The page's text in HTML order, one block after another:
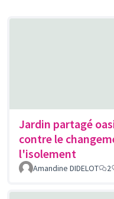
Jardin partagé
contre le
l'isolement
Amandine DIDELOT 2